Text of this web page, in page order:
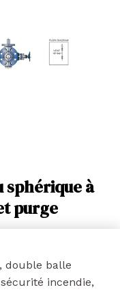
sphérique à
purge
double balle
incendie,